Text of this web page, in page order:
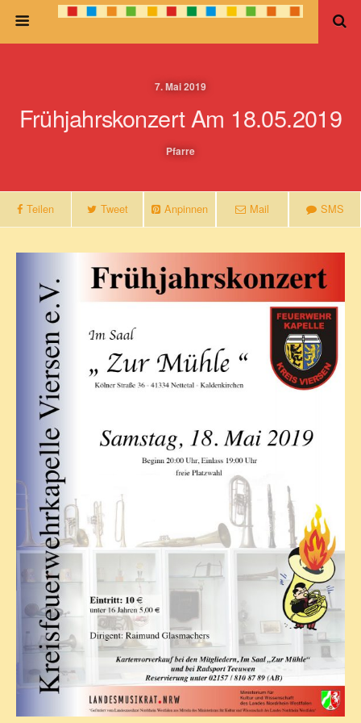
7. Mai 2019
Frühjahrskonzert Am 18.05.2019
Pfarre
Teilen Tweet Anpinnen Mail SMS